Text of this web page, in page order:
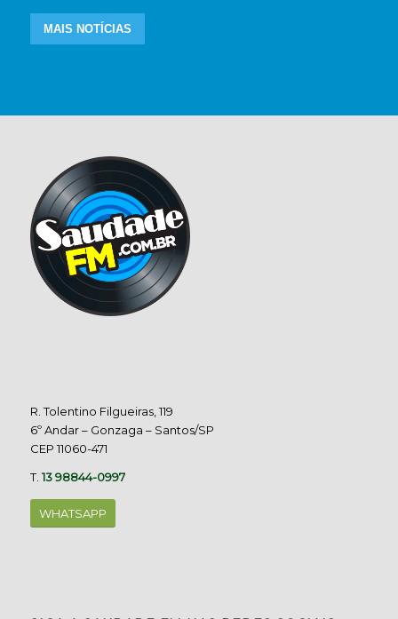
MAIS NOTÍCIAS
R. Tolentino Filgueiras, 119
6º Andar – Gonzaga – Santos/SP
CEP 11060-471
T.13 98844-0997
WHATSAPP